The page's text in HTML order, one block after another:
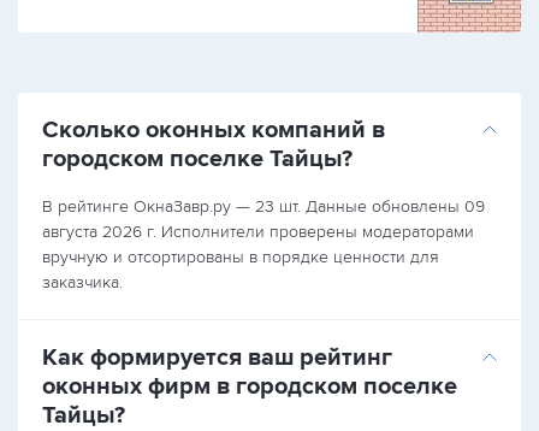
Сколько оконных компаний в
городском поселке Тайцы?
В рейтинге ОкнаЗавр.ру — 23 шт. Данные обновлены 09
августа 2026 г. Исполнители проверены модераторами
вручную и отсортированы в порядке ценности для
заказчика.
Как формируется ваш рейтинг
оконных фирм в городском поселке
Тайцы?